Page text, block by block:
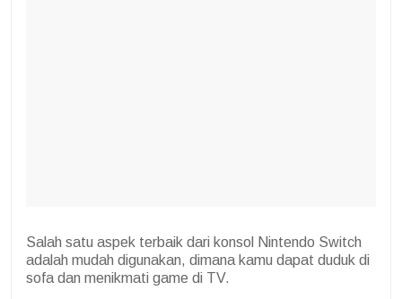
Salah satu aspek terbaik dari konsol Nintendo Switch
adalah mudah digunakan, dimana kamu dapat duduk di
sofa dan menikmati game di TV.